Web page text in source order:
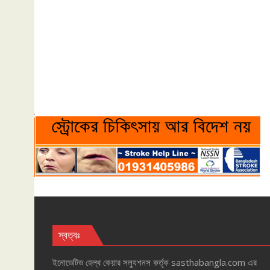
স্বত্বঃ
ইনোভেটিভ হেল্‌থ কেয়ার সল্যুশনস কর্তৃক sasthabangla.com এর